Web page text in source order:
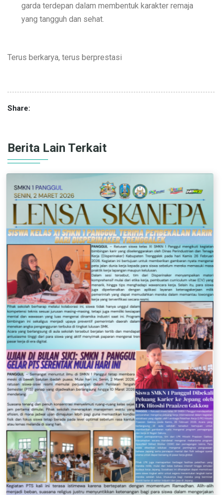
garda terdepan dalam membentuk karakter remaja
yang tangguh dan sehat.
Terus berkarya, terus berprestasi
Share:
Berita Lain Terkait